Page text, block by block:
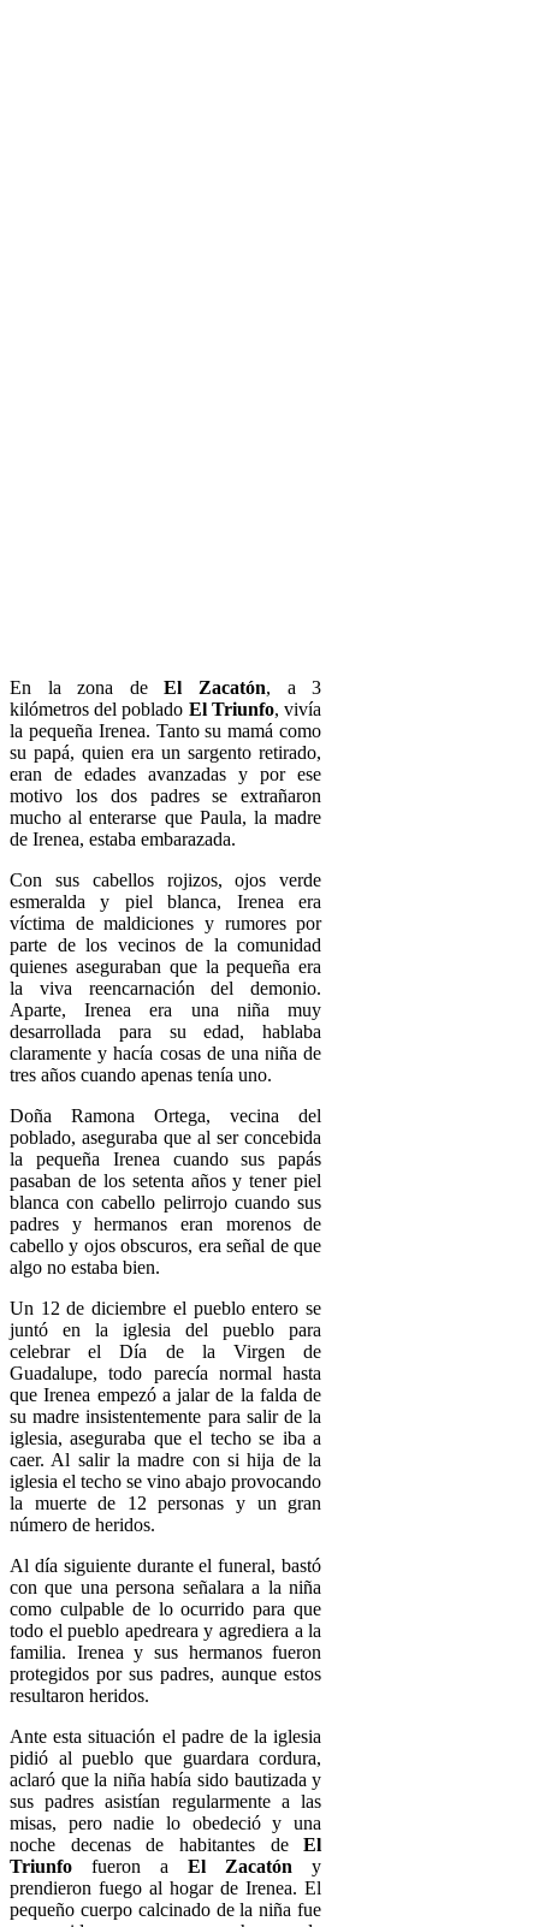
En la zona deEl Zacatón, a 3
kilómetros del poblado El Triunfo, vivía
la pequeña Irenea. Tanto su mamá como
su papá, quien era un sargento retirado,
eran de edades avanzadas y por ese
motivo los dos padres se extrañaron
mucho al enterarse que Paula, la madre
de Irenea, estaba embarazada.
Con sus cabellos rojizos, ojos verde
esmeralda y piel blanca, Irenea era
víctima de maldiciones y rumores por
parte de los vecinos de la comunidad
quienes aseguraban que la pequeña era
la viva reencarnación del demonio.
Aparte, Irenea era una niña muy
desarrollada para su edad, hablaba
claramente y hacía cosas de una niña de
tres años cuando apenas tenía uno.
Doña Ramona Ortega, vecina del
poblado, aseguraba que al ser concebida
la pequeña Irenea cuando sus papás
pasaban de los setenta años y tener piel
blanca con cabello pelirrojo cuando sus
padres y hermanos eran morenos de
cabello y ojos obscuros, era señal de que
algo no estaba bien.
Un 12 de diciembre el pueblo entero se
juntó en la iglesia del pueblo para
celebrar el Día de la Virgen de
Guadalupe, todo parecía normal hasta
que Irenea empezó a jalar de la falda de
su madre insistentemente para salir de la
iglesia, aseguraba que el techo se iba a
caer. Al salir la madre con si hija de la
iglesia el techo se vino abajo provocando
la muerte de 12 personas y un gran
número de heridos.
Al día siguiente durante el funeral, bastó
con que una persona señalara a la niña
como culpable de lo ocurrido para que
todo el pueblo apedreara y agrediera a la
familia. Irenea y sus hermanos fueron
protegidos por sus padres, aunque estos
resultaron heridos.
Ante esta situación el padre de la iglesia
pidió al pueblo que guardara cordura,
aclaró que la niña había sido bautizada y
sus padres asistían regularmente a las
misas, pero nadie lo obedeció y una
noche decenas de habitantes deEl
Triunfo fueron aEl Zacatón y
prendieron fuego al hogar de Irenea. El
pequeño cuerpo calcinado de la niña fue